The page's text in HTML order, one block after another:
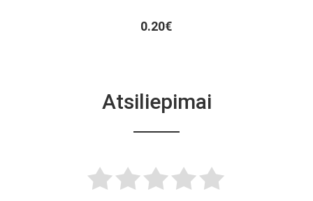
0.20€
Atsiliepimai